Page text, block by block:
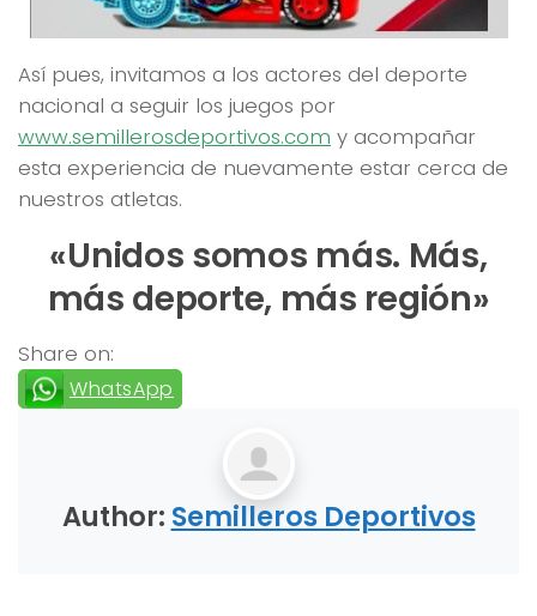
Así pues, invitamos a los actores del deporte
nacional a seguir los juegos por
www.semillerosdeportivos.com y acompañar
esta experiencia de nuevamente estar cerca de
nuestros atletas.
«Unidos somos más. Más,
más deporte, más región»
Share on:
WhatsApp
Author: Semilleros Deportivos